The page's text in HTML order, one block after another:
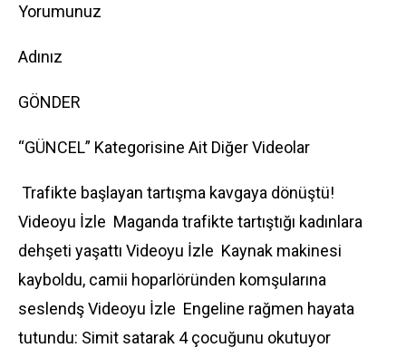
Yorumunuz
Adınız
GÖNDER
“GÜNCEL” Kategorisine Ait Diğer Videolar
Trafikte başlayan tartışma kavgaya dönüştü!
Videoyu İzle Maganda trafikte tartıştığı kadınlara
dehşeti yaşattı Videoyu İzle Kaynak makinesi
kayboldu, camii hoparlöründen komşularına
seslendş Videoyu İzle Engeline rağmen hayata
tutundu: Simit satarak 4 çocuğunu okutuyor